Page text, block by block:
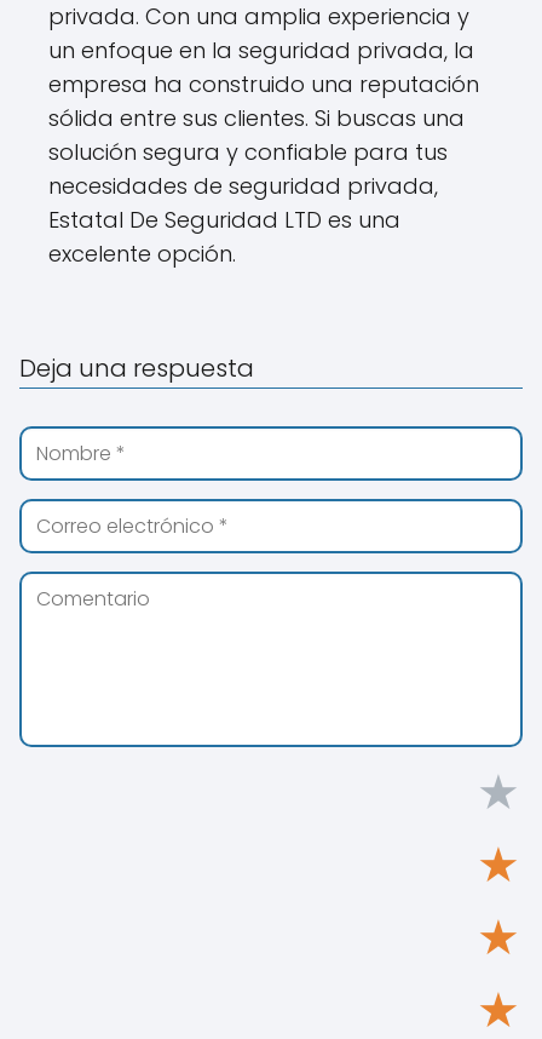
privada. Con una amplia experiencia y
un enfoque en la seguridad privada, la
empresa ha construido una reputación
sólida entre sus clientes. Si buscas una
solución segura y confiable para tus
necesidades de seguridad privada,
Estatal De Seguridad LTD es una
excelente opción.
Deja una respuesta
★
★
★
★